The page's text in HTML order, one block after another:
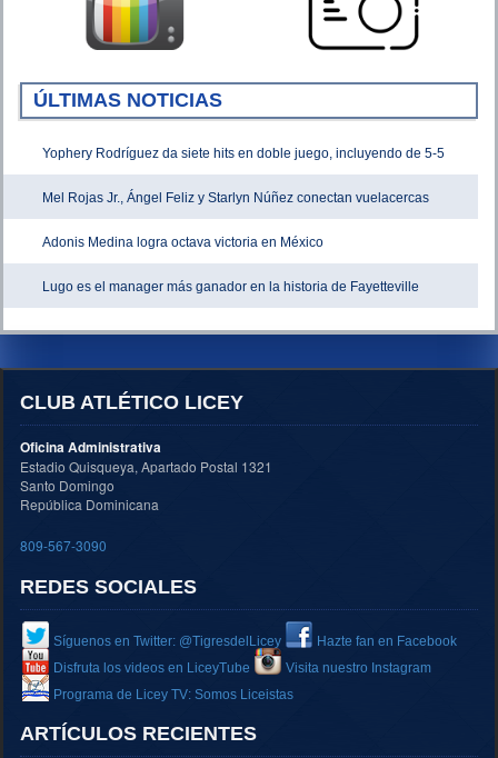
ÚLTIMAS NOTICIAS
Yophery Rodríguez da siete hits en doble juego, incluyendo de 5-5
Mel Rojas Jr., Ángel Feliz y Starlyn Núñez conectan vuelacercas
Adonis Medina logra octava victoria en México
Lugo es el manager más ganador en la historia de Fayetteville
CLUB ATLÉTICO LICEY
Oficina Administrativa
Estadio Quisqueya, Apartado Postal 1321
Santo Domingo
República Dominicana
809-567-3090
REDES SOCIALES
Síguenos en Twitter: @TigresdelLicey
Hazte fan en Facebook
Disfruta los videos en LiceyTube
Visita nuestro Instagram
Programa de Licey TV: Somos Liceistas
ARTÍCULOS RECIENTES